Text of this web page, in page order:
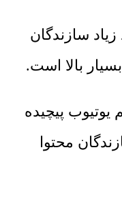
زیاد سازندگان
بالا است.
یوتیوب پیچیده
محتوا